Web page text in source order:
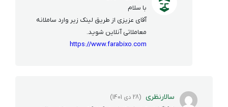
با سلام
آقای عزیزی از طریق لینک زیر وارد ساملانه
معاملاتی آنلاین شوید.
https://www.farabixo.com
سالارنظری (28 دی 1401)